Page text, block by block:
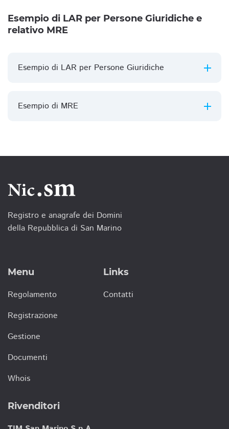
Esempio di LAR per Persone Giuridiche e
relativo MRE
Esempio di LAR per Persone Giuridiche
Esempio di MRE
Registro e anagrafe dei Domini
della Repubblica di San Marino
Menu
Regolamento
Registrazione
Gestione
Documenti
Whois
Links
Contatti
Rivenditori